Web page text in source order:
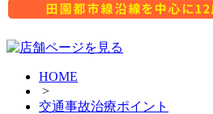
HOME
>
交通事故治療ポイント